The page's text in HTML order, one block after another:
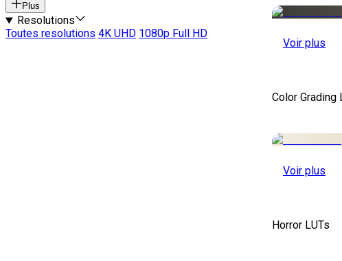
Plus
Resolutions
Toutes resolutions 4K UHD 1080p Full HD
Voir plus
Color Grading
Voir plus
Horror LUTs